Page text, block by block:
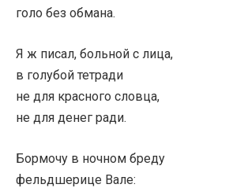
голо без обмана.
Я ж писал, больной с лица,
в голубой тетради
не для красного словца,
не для денег ради.
Бормочу в ночном бреду
фельдшерице Вале: